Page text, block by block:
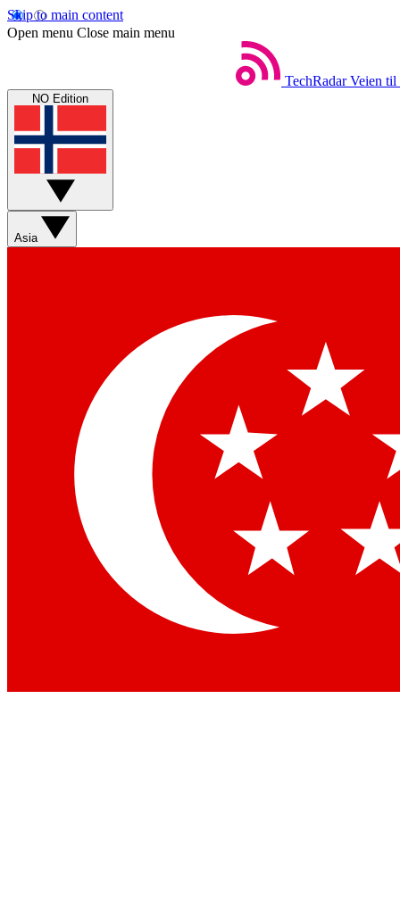
Skip to main content
Open menu Close main menu
TechRadar Veien til
NO Edition
Asia